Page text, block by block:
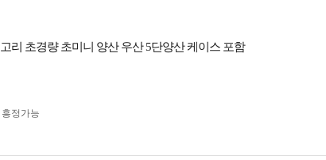
고리 초경량 초미니 양산 우산 5단양산 케이스 포함
흥정가능